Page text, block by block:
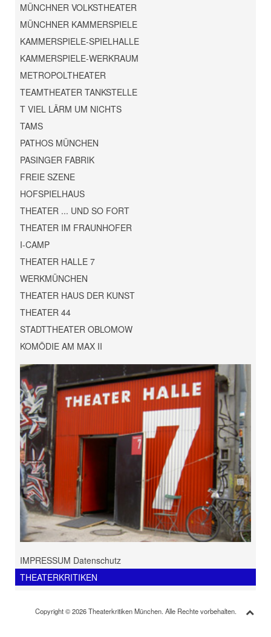
MÜNCHNER VOLKSTHEATER
MÜNCHNER KAMMERSPIELE
KAMMERSPIELE-SPIELHALLE
KAMMERSPIELE-WERKRAUM
METROPOLTHEATER
TEAMTHEATER TANKSTELLE
T VIEL LÄRM UM NICHTS
TAMS
PATHOS MÜNCHEN
PASINGER FABRIK
FREIE SZENE
HOFSPIELHAUS
THEATER ... UND SO FORT
THEATER IM FRAUNHOFER
I-CAMP
THEATER HALLE 7
WERKMÜNCHEN
THEATER HAUS DER KUNST
THEATER 44
STADTTHEATER OBLOMOW
KOMÖDIE AM MAX II
IMPRESSUM Datenschutz
THEATERKRITIKEN
Copyright © 2026 Theaterkritiken München. Alle Rechte vorbehalten.